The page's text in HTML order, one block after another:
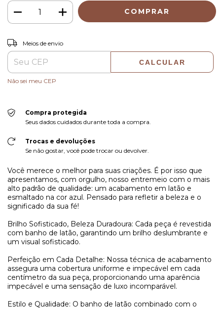
Entregas para o CEP:
Meios de envio
CALCULAR
Não sei meu CEP
Compra protegida
Seus dados cuidados durante toda a compra.
Trocas e devoluções
Se não gostar, você pode trocar ou devolver.
Você merece o melhor para suas criações. É por isso que
apresentamos, com orgulho, nosso entremeio com o mais
alto padrão de qualidade: um acabamento em latão e
esmaltado na cor azul. Pensado para refletir a beleza e o
significado da sua fé!
Brilho Sofisticado, Beleza Duradoura: Cada peça é revestida
com banho de latão, garantindo um brilho deslumbrante e
um visual sofisticado.
Perfeição em Cada Detalhe: Nossa técnica de acabamento
assegura uma cobertura uniforme e impecável em cada
centímetro da sua peça, proporcionando uma aparência
impecável e uma sensação de luxo incomparável.
Estilo e Qualidade: O banho de latão combinado com o